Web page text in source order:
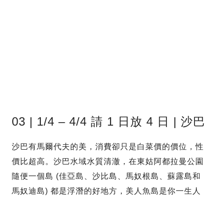
03 | 1/4 – 4/4 請 1 日放 4 日 | 沙巴
沙巴有馬爾代夫的美，消費卻只是白菜價的價位，性
價比超高。沙巴水域水質清澈，在東姑阿都拉曼公園
隨便一個島 (佳亞島、沙比島、馬奴根島、蘇露島和
馬奴迪島) 都是浮潛的好地方，美人魚島是你一生人